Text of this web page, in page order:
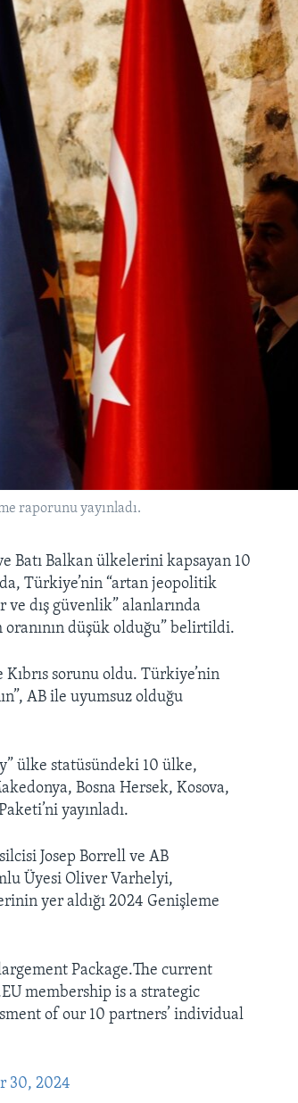
raporunu yayınladı.
Batı Balkan ülkelerini kapsayan 10
Türkiye’nin “artan jeopolitik
dış güvenlik” alanlarında
oranının düşük olduğu” belirtildi.
sorunu oldu. Türkiye’nin
AB ile uyumsuz olduğu
ülke statüsündeki 10 ülke,
Bosna Hersek, Kosova,
yayınladı.
Josep Borrell ve AB
Üyesi Oliver Varhelyi,
yer aldığı 2024 Genişleme
Package.The current
membership is a strategic
of our 10 partners’ individual
30, 2024